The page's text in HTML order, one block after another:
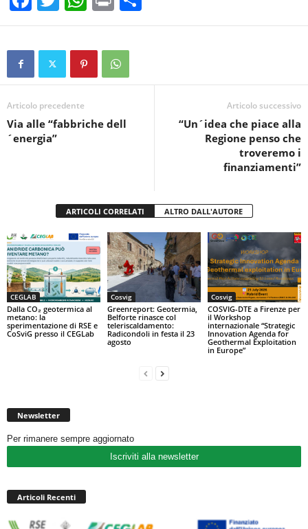
a
c
b
o
o
wi
tt
h
at
s
A
p
in
t
o
vi
Articolo precedente
Via alle “fabbriche dell
´energia”
Articolo successivo
“Un´idea che piace alla
Regione penso che
troveremo i
finanziamenti”
ARTICOLI CORRELATI ALTRO DALL'AUTORE
CEGLAB
Dalla CO₂ geotermica al
metano: la
sperimentazione di RSE e
CoSviG presso il CEGLab
Cosvig
Greenreport: Geotermia,
Belforte rinasce col
teleriscaldamento:
Radicondoli in festa il 23
agosto
Cosvig
COSVIG-DTE a Firenze per
il Workshop
internazionale “Strategic
Innovation Agenda for
Geothermal Exploitation
in Europe”
Newsletter
Per rimanere sempre aggiornato
Iscriviti alla newsletter
Articoli Recenti